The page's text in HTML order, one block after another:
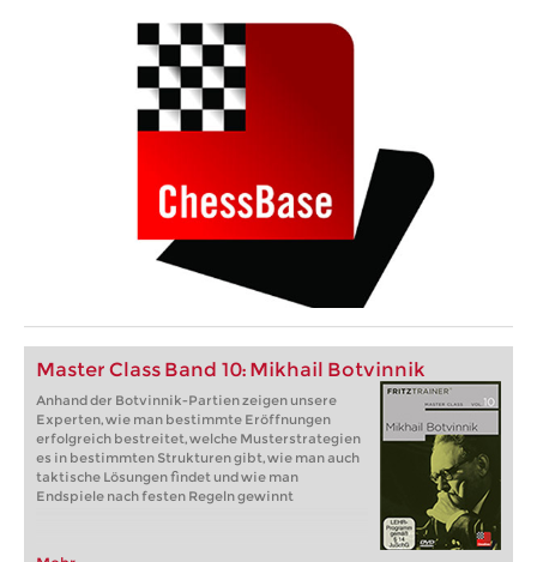
Master Class Band 10: Mikhail Botvinnik
Anhand der Botvinnik-Partien zeigen unsere
Experten, wie man bestimmte Eröffnungen
erfolgreich bestreitet, welche Musterstrategien
es in bestimmten Strukturen gibt, wie man auch
taktische Lösungen findet und wie man
Endspiele nach festen Regeln gewinnt